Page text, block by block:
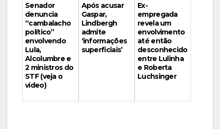
Senador
denuncia
“cambalacho
político”
envolvendo
Lula,
Alcolumbre e
2 ministros do
STF (veja o
vídeo)
Após acusar
Gaspar,
Lindbergh
admite
‘informações
superficiais’
Ex-
empregada
revela um
envolvimento
até então
desconhecido
entre Lulinha
e Roberta
Luchsinger